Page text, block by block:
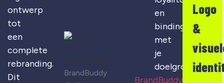
ontwerp
tot
een
complete
rebranding.
Dit
BrandBuddy
en
binding
met
je
doelgroep
BrandBuddy
Logo
&